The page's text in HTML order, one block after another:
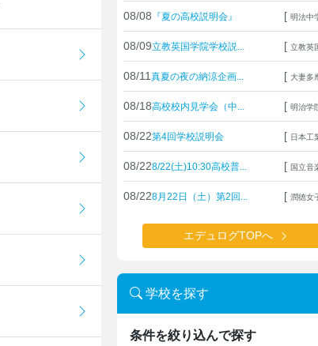
08/08 『夏の高校説明会』 [ 明法中
08/09立教英国学院学校説... [ 立教英
08/11 真夏の夜の納涼企画... [ 大妻多
08/18高校校内見学会（中... [ 明治学
08/22第4回学校説明会 [ 日本工
08/228/22(土)10:30高校普... [ 国立音
08/228月22日（土）第2回... [ 潤徳女
エデュログTOPへ
学校を探す
条件を絞り込んで探す